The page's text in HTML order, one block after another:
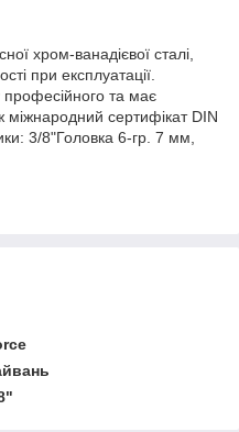
хром-ванадієвої сталі,
при експлуатації.
професійного та має
міжнародний сертифікат DIN
3/8"Головка 6-гр. 7 мм,